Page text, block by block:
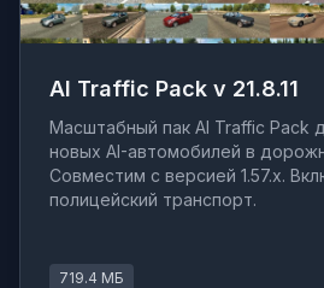
AI Traffic Pack v 21.8.11
Масштабный пак AI Traffic Pack
новых AI-автомобилей в
Совместим с версией 1.57.x.
полицейский транспорт.
719.4 МБ